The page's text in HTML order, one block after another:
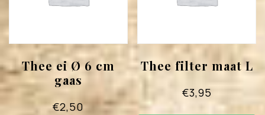
Thee ei Ø 6 cm
gaas
€2,50
Thee filter maat L
€3,95